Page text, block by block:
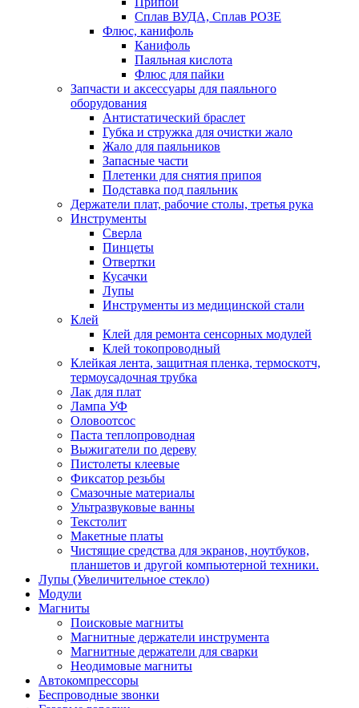
Сплав ВУДА, Сплав РОЗЕ
Флюс, канифоль
Канифоль
Паяльная кислота
Флюс для пайки
Запчасти и аксессуары для паяльного
оборудования
Антистатический браслет
Губка и стружка для очистки жало
Жало для паяльников
Запасные части
Плетенки для снятия припоя
Подставка под паяльник
Держатели плат, рабочие столы, третья рука
Инструменты
Сверла
Пинцеты
Отвертки
Кусачки
Лупы
Инструменты из медицинской стали
Клей
Клей для ремонта сенсорных модулей
Клей токопроводный
Клейкая лента, защитная пленка, термоскотч,
термоусадочная трубка
Лак для плат
Лампа УФ
Оловоотсос
Паста теплопроводная
Выжигатели по дереву
Пистолеты клеевые
Фиксатор резьбы
Смазочные материалы
Ультразвуковые ванны
Текстолит
Макетные платы
Чистящие средства для экранов, ноутбуков,
планшетов и другой компьютерной техники.
Лупы (Увеличительное стекло)
Модули
Магниты
Поисковые магниты
Магнитные держатели инструмента
Магнитные держатели для сварки
Неодимовые магниты
Автокомпрессоры
Беспроводные звонки